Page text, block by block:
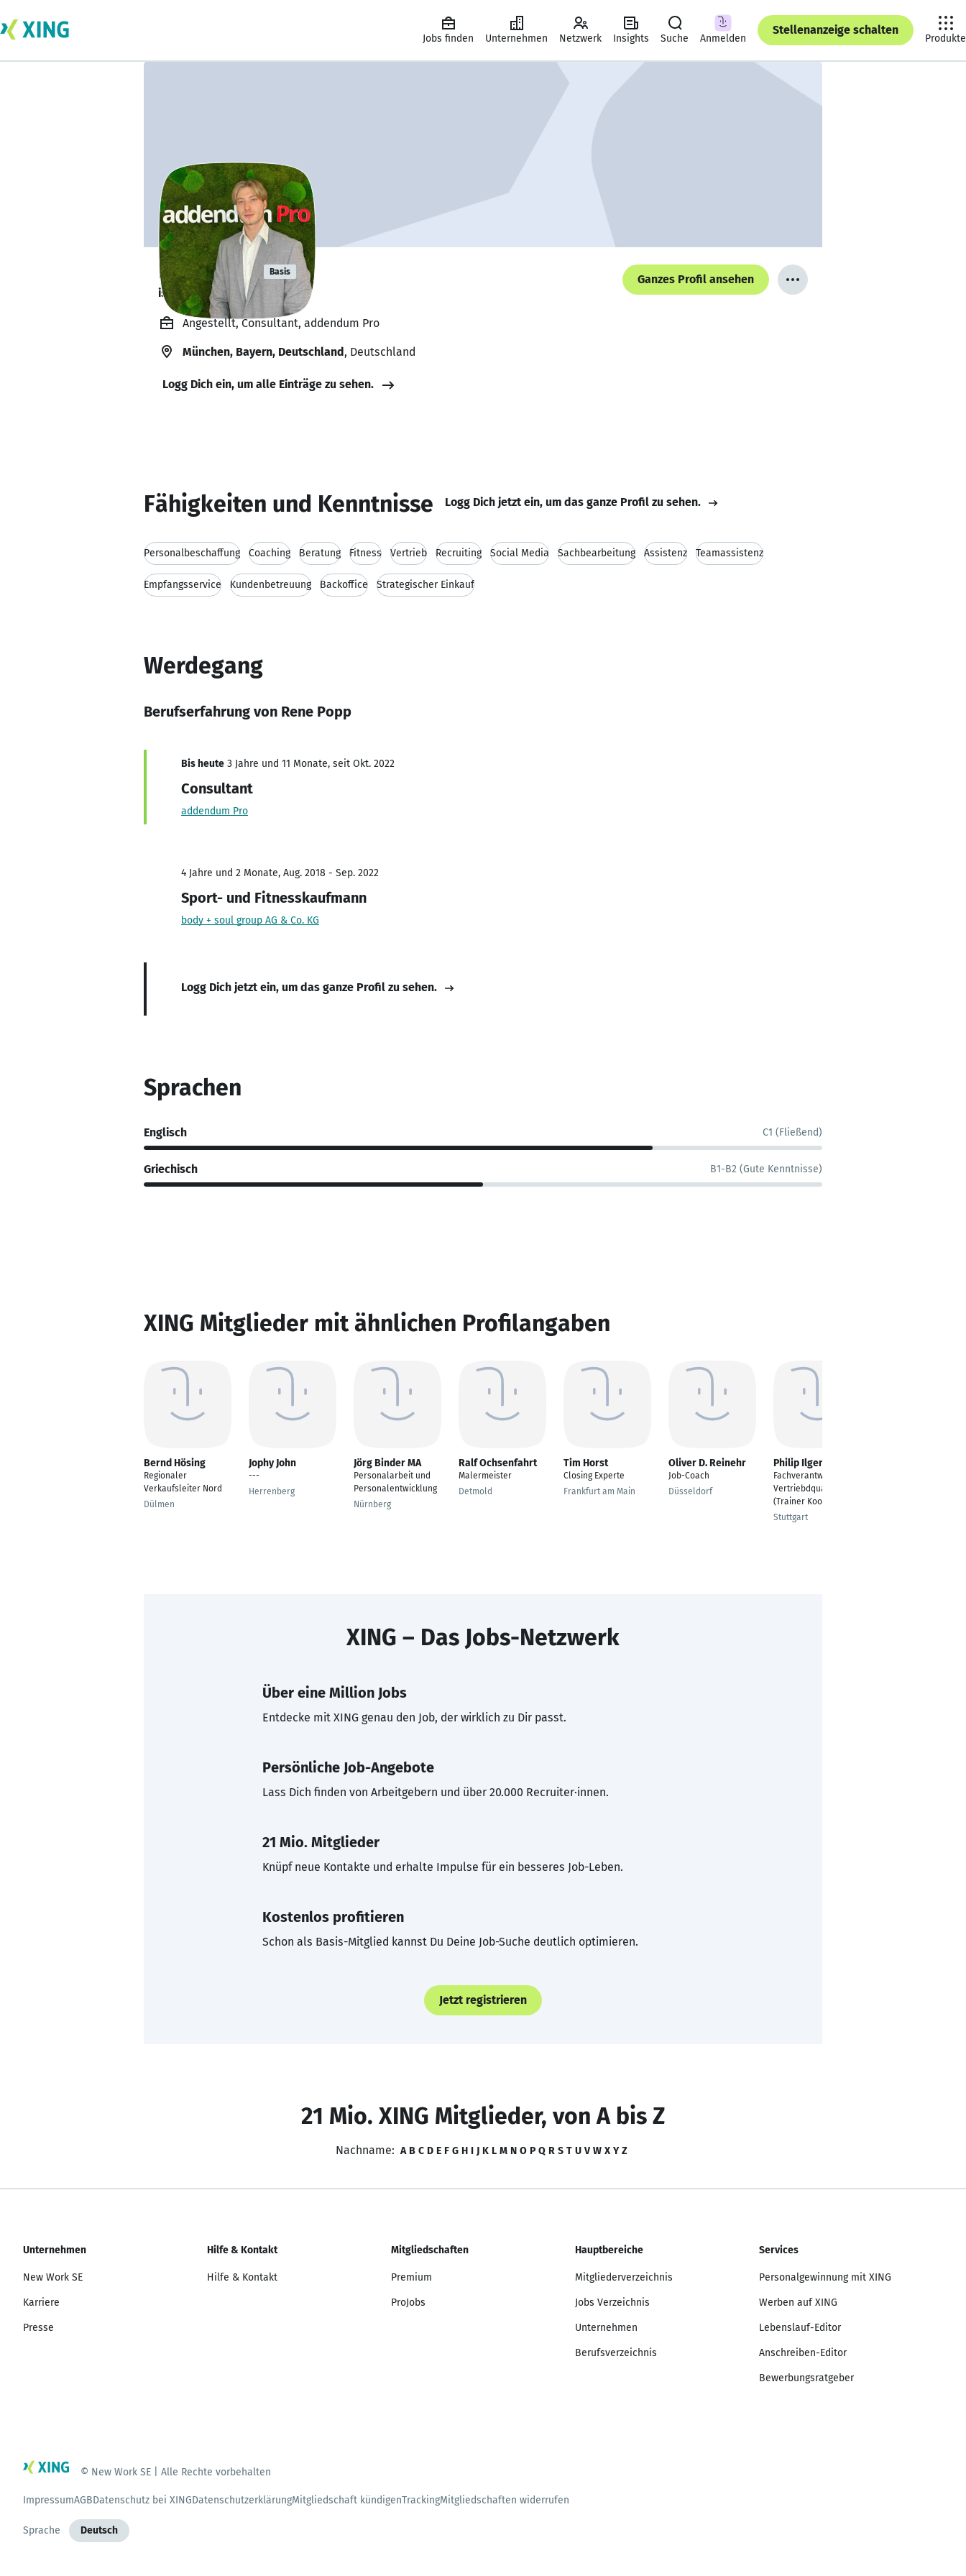
Jobs finden Unternehmen Netzwerk Insights Suche Anmelden
Stellenanzeige schalten
Produkte
Rene Popp Basis
ist gesund und munter. 🥦
Ganzes Profil ansehen
Angestellt, Consultant, addendum Pro
München, Bayern, Deutschland, Deutschland
Logg Dich ein, um alle Einträge zu sehen.
Fähigkeiten und Kenntnisse Logg Dich jetzt ein, um das ganze Profil zu sehen.
Personalbeschaffung Coaching Beratung Fitness Vertrieb Recruiting Social Media Sachbearbeitung Assistenz Teamassistenz
Empfangsservice Kundenbetreuung Backoffice Strategischer Einkauf
Werdegang
Berufserfahrung von Rene Popp
Bis heute 3 Jahre und 11 Monate, seit Okt. 2022
Consultant
addendum Pro
4 Jahre und 2 Monate, Aug. 2018 - Sep. 2022
Sport- und Fitnesskaufmann
body + soul group AG & Co. KG
Logg Dich jetzt ein, um das ganze Profil zu sehen.
Sprachen
Englisch C1 (Fließend)
Griechisch B1-B2 (Gute Kenntnisse)
XING Mitglieder mit ähnlichen Profilangaben
Bernd Hösing
Regionaler
Verkaufsleiter Nord
Dülmen
Jophy John
---
Herrenberg
Jörg Binder MA
Personalarbeit und
Personalentwicklung
Nürnberg
Ralf Ochsenfahrt
Malermeister
Detmold
Tim Horst
Closing Experte
Frankfurt am Main
Oliver D. Reinehr
Job-Coach
Düsseldorf
Philip Ilgen
Fachverantwortlicher
Vertriebdqualifikation
(Trainer Koordination)
Stuttgart
XING – Das Jobs-Netzwerk
Über eine Million Jobs
Entdecke mit XING genau den Job, der wirklich zu Dir passt.
Persönliche Job-Angebote
Lass Dich finden von Arbeitgebern und über 20.000 Recruiter·innen.
21 Mio. Mitglieder
Knüpf neue Kontakte und erhalte Impulse für ein besseres Job-Leben.
Kostenlos profitieren
Schon als Basis-Mitglied kannst Du Deine Job-Suche deutlich optimieren.
Jetzt registrieren
21 Mio. XING Mitglieder, von A bis Z
Nachname: A B C D E F G H I J K L M N O P Q R S T U V W X Y Z
Unternehmen
New Work SE
Karriere
Presse
Hilfe & Kontakt
Hilfe & Kontakt
Mitgliedschaften
Premium
ProJobs
Hauptbereiche
Mitgliederverzeichnis
Jobs Verzeichnis
Unternehmen
Berufsverzeichnis
Services
Personalgewinnung mit XING
Werben auf XING
Lebenslauf-Editor
Anschreiben-Editor
Bewerbungsratgeber
© New Work SE | Alle Rechte vorbehalten
ImpressumAGBDatenschutz bei XINGDatenschutzerklärungMitgliedschaft kündigenTrackingMitgliedschaften widerrufen
Sprache Deutsch